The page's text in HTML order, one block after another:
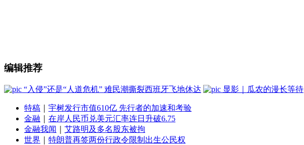
编辑推荐
“入侵”还是“人道危机” 难民潮撕裂西班牙飞地休达 显影｜瓜农的漫长等待
特稿
宇树发行市值610亿 先行者的加速和考验
金融
在岸人民币兑美元汇率连日升破6.75
金融我闻
艾路明及多名股东被拘
世界
特朗普再签两份行政令限制出生公民权